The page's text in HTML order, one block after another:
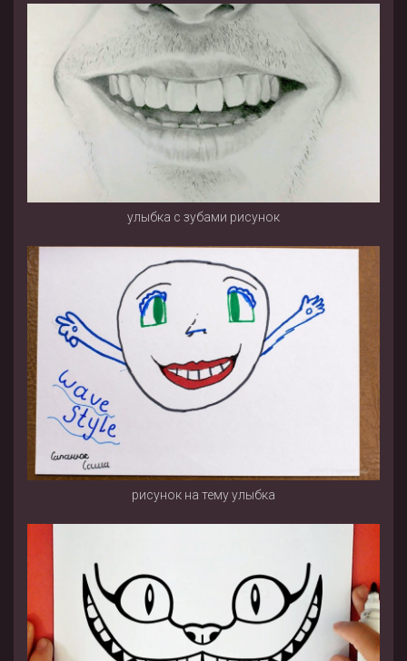
улыбка с зубами рисунок
рисунок на тему улыбка